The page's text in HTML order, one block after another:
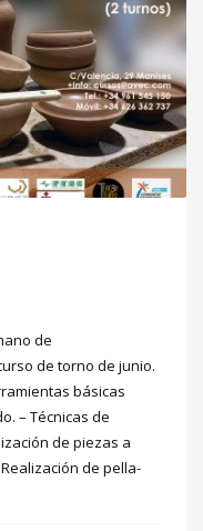
de
de torno de junio.
básicas
– Técnicas de
de piezas a
de pella-